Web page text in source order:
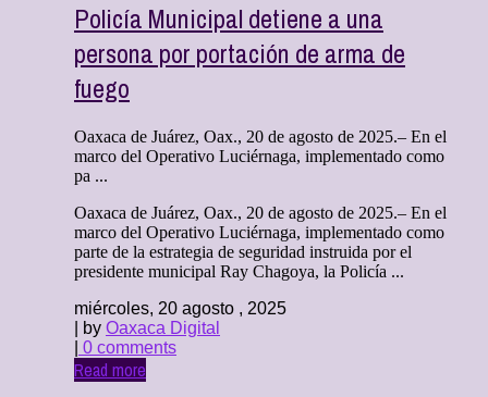
Policía Municipal detiene a una
persona por portación de arma de
fuego
Oaxaca de Juárez, Oax., 20 de agosto de 2025.– En el
marco del Operativo Luciérnaga, implementado como
pa ...
Oaxaca de Juárez, Oax., 20 de agosto de 2025.– En el
marco del Operativo Luciérnaga, implementado como
parte de la estrategia de seguridad instruida por el
presidente municipal Ray Chagoya, la Policía ...
miércoles, 20 agosto , 2025
| by Oaxaca Digital
0 comments
Read more